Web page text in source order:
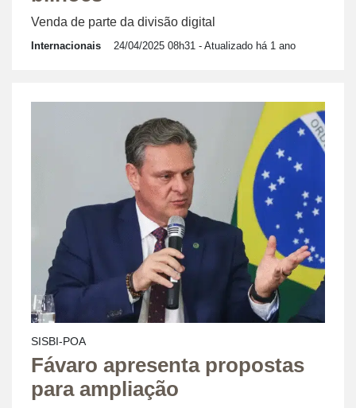
Venda de parte da divisão digital
Internacionais 24/04/2025 08h31 - Atualizado há 1 ano
SISBI-POA
Fávaro apresenta propostas
para ampliação